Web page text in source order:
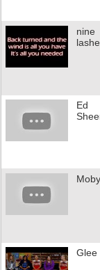
nine
Ed
Moby
Glee